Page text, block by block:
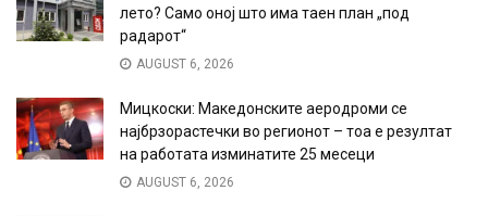
лето? Само оној што има таен план „под
радарот“
AUGUST 6, 2026
Мицкоски: Македонските аеродроми се
најбрзорастечки во регионот – тоа е резултат
на работата изминатите 25 месеци
AUGUST 6, 2026